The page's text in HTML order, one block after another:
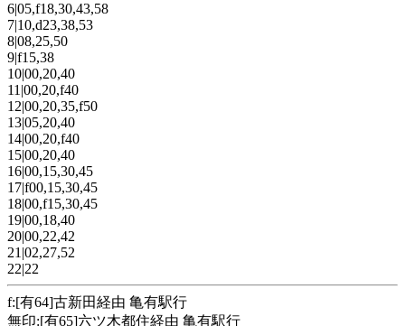
6|05,f18,30,43,58
7|10,d23,38,53
8|08,25,50
9|f15,38
10|00,20,40
11|00,20,f40
12|00,20,35,f50
13|05,20,40
14|00,20,f40
15|00,20,40
16|00,15,30,45
17|f00,15,30,45
18|00,f15,30,45
19|00,18,40
20|00,22,42
21|02,27,52
22|22
f:[有64]古新田経由 亀有駅行
無印:[有65]六ツ木都住経由 亀有駅行